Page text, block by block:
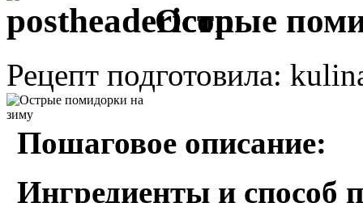
Острые
Рецепт подготовила:
Пошаговое описание:
Ингредиенты и способ